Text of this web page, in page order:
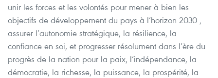
unir les forces et les volontés pour mener à bien les
objectifs de développement du pays à l’horizon 2030 ;
assurer l’autonomie stratégique, la résilience, la
confiance en soi, et progresser résolument dans l’ère du
progrès de la nation pour la paix, l’indépendance, la
démocratie, la richesse, la puissance, la prospérité, la